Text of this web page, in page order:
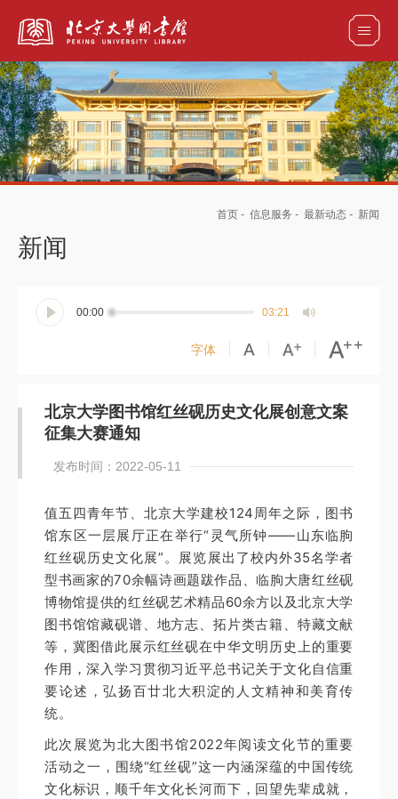
全部资源
首页 - 信息服务 - 最新动态 - 新闻
新闻
00:00 03:21
字体
北京大学图书馆红丝砚历史文化展创意文案
征集大赛通知
发布时间：2022-05-11
值五四青年节、北京大学建校124周年之际，图书
馆东区一层展厅正在举行“灵气所钟——山东临朐
红丝砚历史文化展”。展览展出了校内外35名学者
型书画家的70余幅诗画题跋作品、临朐大唐红丝砚
博物馆提供的红丝砚艺术精品60余方以及北京大学
图书馆馆藏砚谱、地方志、拓片类古籍、特藏文献
等，冀图借此展示红丝砚在中华文明历史上的重要
作用，深入学习贯彻习近平总书记关于文化自信重
要论述，弘扬百廿北大积淀的人文精神和美育传
统。
此次展览为北大图书馆2022年阅读文化节的重要
活动之一，围绕“红丝砚”这一内涵深蕴的中国传统
文化标识，顺千年文化长河而下，回望先辈成就，